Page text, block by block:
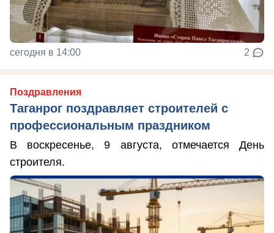
сегодня в 14:00 2
Поздравления
Таганрог поздравляет строителей с
профессиональным праздником
В воскресенье, 9 августа, отмечается День
строителя.